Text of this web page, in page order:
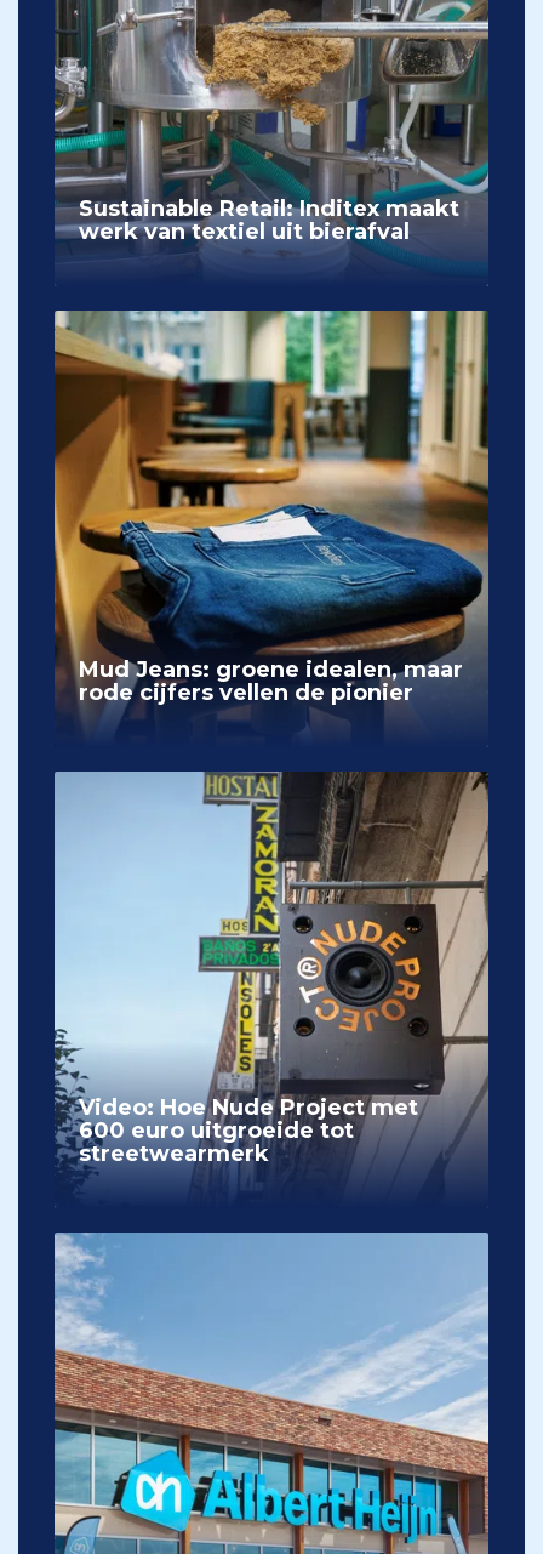
Sustainable Retail: Inditex maakt
werk van textiel uit bierafval
Mud Jeans: groene idealen, maar
rode cijfers vellen de pionier
Video: Hoe Nude Project met
600 euro uitgroeide tot
streetwearmerk